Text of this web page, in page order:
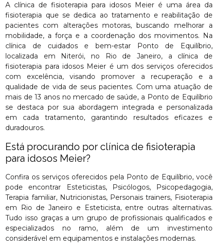
A clínica de fisioterapia para idosos Meier é uma área da
fisioterapia que se dedica ao tratamento e reabilitação de
pacientes com alterações motoras, buscando melhorar a
mobilidade, a força e a coordenação dos movimentos. Na
clínica de cuidados e bem-estar Ponto de Equilíbrio,
localizada em Niterói, no Rio de Janeiro, a clínica de
fisioterapia para idosos Meier é um dos serviços oferecidos
com excelência, visando promover a recuperação e a
qualidade de vida de seus pacientes. Com uma atuação de
mais de 13 anos no mercado de saúde, a Ponto de Equilíbrio
se destaca por sua abordagem integrada e personalizada
em cada tratamento, garantindo resultados eficazes e
duradouros.
Está procurando por clínica de fisioterapia
para idosos Meier?
Confira os serviços oferecidos pela Ponto de Equilíbrio, você
pode encontrar Esteticistas, Psicólogos, Psicopedagogia,
Terapia familiar, Nutricionistas, Personais trainers, Fisioterapia
em Rio de Janeiro e Esteticista, entre outras alternativas.
Tudo isso graças a um grupo de profissionais qualificados e
especializados no ramo, além de um investimento
considerável em equipamentos e instalações modernas.